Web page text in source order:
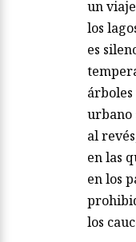
un
los
es
urbano
al
en las
en los
los